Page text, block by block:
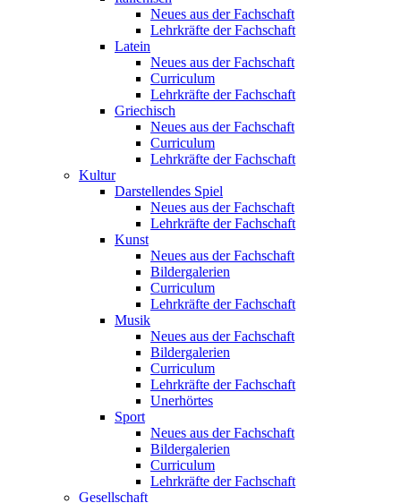
Neues aus der Fachschaft
Lehrkräfte der Fachschaft
Latein
Neues aus der Fachschaft
Curriculum
Lehrkräfte der Fachschaft
Griechisch
Neues aus der Fachschaft
Curriculum
Lehrkräfte der Fachschaft
Kultur
Darstellendes Spiel
Neues aus der Fachschaft
Lehrkräfte der Fachschaft
Kunst
Neues aus der Fachschaft
Bildergalerien
Curriculum
Lehrkräfte der Fachschaft
Musik
Neues aus der Fachschaft
Bildergalerien
Curriculum
Lehrkräfte der Fachschaft
Unerhörtes
Sport
Neues aus der Fachschaft
Bildergalerien
Curriculum
Lehrkräfte der Fachschaft
Gesellschaft